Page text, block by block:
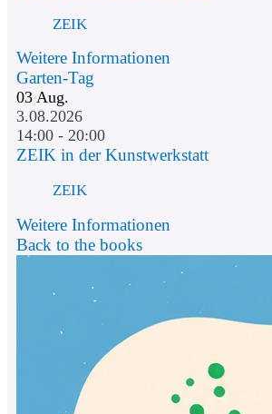
ZEIK
Weitere Informationen
Garten-Tag
03 Aug.
3.08.2026
14:00 - 20:00
ZEIK in der Kunstwerkstatt
ZEIK
Weitere Informationen
Back to the books